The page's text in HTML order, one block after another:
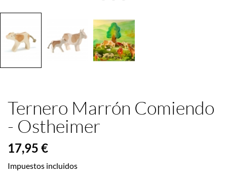
Ternero Marrón Comiendo
- Ostheimer
17,95 €
Impuestos incluidos